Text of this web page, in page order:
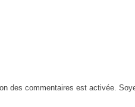
des commentaires est activée.